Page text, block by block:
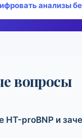
анализы
вопросы
НТ-proBNP и